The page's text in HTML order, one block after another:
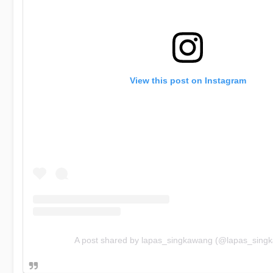
View this post on Instagram
A post shared by lapas_singkawang